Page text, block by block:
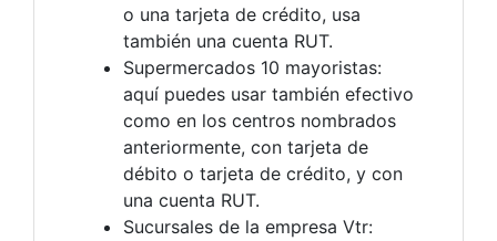
o una tarjeta de crédito, usa
también una cuenta RUT.
Supermercados 10 mayoristas:
aquí puedes usar también efectivo
como en los centros nombrados
anteriormente, con tarjeta de
débito o tarjeta de crédito, y con
una cuenta RUT.
Sucursales de la empresa Vtr: